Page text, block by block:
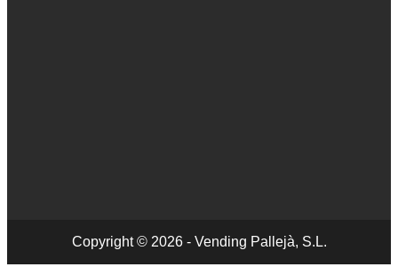
Copyright © 2026 - Vending Pallejà, S.L.